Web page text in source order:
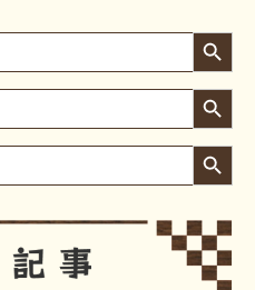
Search Button
Search Button
Search Button